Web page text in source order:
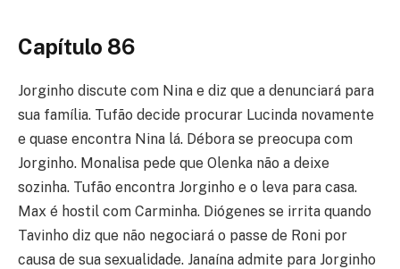
Capítulo 86
Jorginho discute com Nina e diz que a denunciará para
sua família. Tufão decide procurar Lucinda novamente
e quase encontra Nina lá. Débora se preocupa com
Jorginho. Monalisa pede que Olenka não a deixe
sozinha. Tufão encontra Jorginho e o leva para casa.
Max é hostil com Carminha. Diógenes se irrita quando
Tavinho diz que não negociará o passe de Roni por
causa de sua sexualidade. Janaína admite para Jorginho